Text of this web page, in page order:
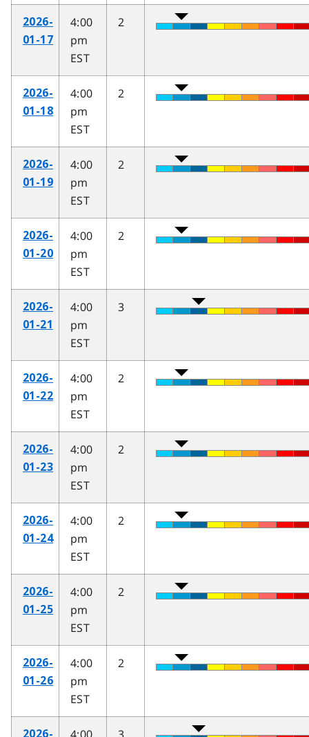
2026-
01-17
4:00
pm
EST
2
2026-
01-18
4:00
pm
EST
2
2026-
01-19
4:00
pm
EST
2
2026-
01-20
4:00
pm
EST
2
2026-
01-21
4:00
pm
EST
3
2026-
01-22
4:00
pm
EST
2
2026-
01-23
4:00
pm
EST
2
2026-
01-24
4:00
pm
EST
2
2026-
01-25
4:00
pm
EST
2
2026-
01-26
4:00
pm
EST
2
2026-